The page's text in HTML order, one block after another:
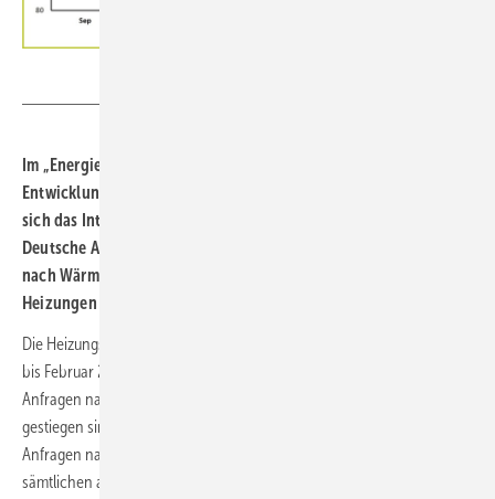
Im „Energiepreisschock“ im Herbst 2021 bahnte sich die aktuelle
Entwicklung bereits an: Mit steigenden Energiepreisen verlagert
sich das Interesse bei Heizungssystemen. Aktuell beobachtet die
Deutsche Auftragsagentur DAA eine stark steigende Nachfrage
nach Wärmepumpen und Solarthermie – während Gas-
Heizungen deutlich verlieren.
Die Heizungs-Wärmepumpe ist gefragt wie nie: Von Dezember 2021
bis Februar 2022 verdoppelte sich die Nachfrage – während die
Anfragen nach allen anderen Gewerken zusammen lediglich 50 %
gestiegen sind. Im Februar 2021 betrug das prozentuale Wachstum an
Anfragen nach Wärmepumpen im Vormonatsvergleich 31 % – bei
sämtlichen anderen bei DAA gelisteten Gewerken gab es kaum